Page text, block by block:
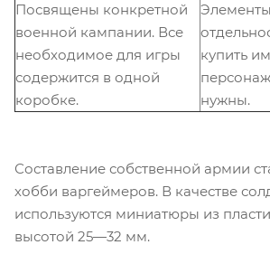
Посвящены конкретной
военной кампании. Все
необходимое для игры
содержится в одной
коробке.
купить
нужны.
Составление собственной армии
хобби варгеймеров. В качестве
используются миниатюры из
высотой 25—32 мм.